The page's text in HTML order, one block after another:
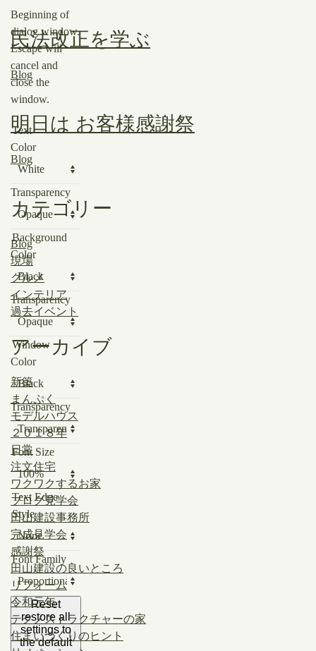
Beginning of
dialog window.
Escape will
cancel and
close the
window.
Text
Color
Transparency
Background
Color
Transparency
Window
Color
Transparency
Font Size
Text Edge
Style
Font Family
Reset
restore all
settings to
the default
民法改正を学ぶ
Blog
明日は お客様感謝祭
Blog
カテゴリー
Blog
現場
グルメ
インテリア
過去イベント
アーカイブ
新築
まんぷく
モデルハウス
２０１８年
日常
注文住宅
ワクワクするお家
ブログ見学会
田山建設事務所
完成見学会
感謝祭
田山建設の良いところ
リフォーム
令和元年
テクノストラクチャーの家
住まいづくりのヒント